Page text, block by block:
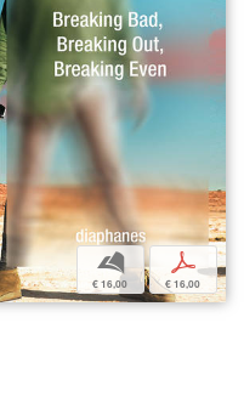
b
€ 16,00
p
€ 16,00